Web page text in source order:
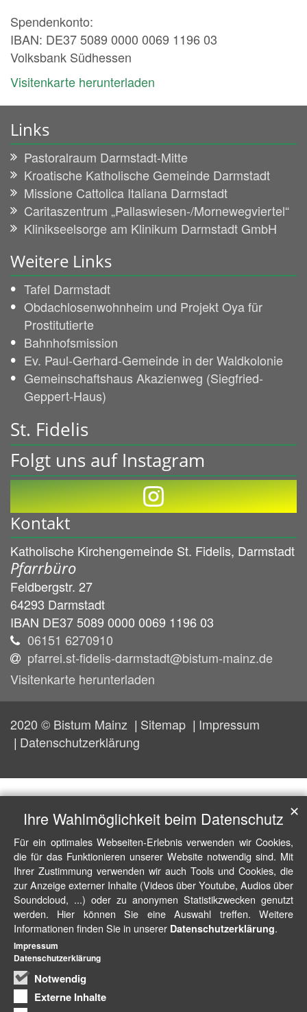
Spendenkonto:
IBAN: DE37 5089 0000 0069 1196 03
Volksbank Südhessen
Visitenkarte herunterladen
Links
Pastoralraum Darmstadt-Mitte
Kroatische Katholische Gemeinde Darmstadt
Missione Cattolica Italiana Darmstadt
Caritaszentrum „Pallaswiesen-/Mornewegviertel“
Klinikseelsorge am Klinikum Darmstadt GmbH
Weitere Links
Tafel Darmstadt
Obdachlosenwohnheim und Projekt Oya für
Prostitutierte
Bahnhofsmission
Ev. Paul-Gerhard-Gemeinde in der Waldkolonie
Gemeinschaftshaus Akazienweg (Siegfried-
Geppert-Haus)
St. Fidelis
Folgt uns auf Instagram
Kontakt
Katholische Kirchengemeinde St. Fidelis, Darmstadt
Pfarrbüro
Feldbergstr. 27
64293 Darmstadt
IBAN DE37 5089 0000 0069 1196 03
06151 6270910
pfarrei.st-fidelis-darmstadt@bistum-mainz.de
Visitenkarte herunterladen
2020 © Bistum Mainz Sitemap
Impressum
Datenschutzerklärung
Ihre Wahlmöglichkeit beim Datenschutz
Für ein optimales Webseiten-Erlebnis verwenden wir Cookies,
die für das Funktionieren unserer Website notwendig sind. Mit
Ihrer Zustimmung verwenden wir auch Tools und Cookies, die
zur Anzeige externer Inhalte (Videos über Youtube, Audios über
Soundcloud, ...) oder zu anonymen Statistikzwecken genutzt
werden. Hier können Sie eine Auswahl treffen. Weitere
Informationen finden Sie in unserer Datenschutzerklärung.
Notwendig
Externe Inhalte
✕
Impressum
Datenschutzerklärung